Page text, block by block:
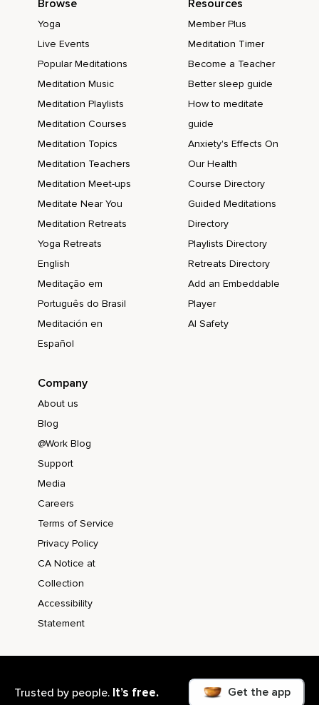
Trusted by people. It’s free. Get the app
Browse
Yoga
Live Events
Popular Meditations
Meditation Music
Meditation Playlists
Meditation Courses
Meditation Topics
Meditation Teachers
Meditation Meet-ups
Meditate Near You
Meditation Retreats
Yoga Retreats
English
Meditação em
Português do Brasil
Meditación en
Español
Resources
Member Plus
Meditation Timer
Become a Teacher
Better sleep guide
How to meditate
guide
Anxiety's Effects On
Our Health
Course Directory
Guided Meditations
Directory
Playlists Directory
Retreats Directory
Add an Embeddable
Player
AI Safety
Company
About us
Blog
@Work Blog
Support
Media
Careers
Terms of Service
Privacy Policy
CA Notice at
Collection
Accessibility
Statement